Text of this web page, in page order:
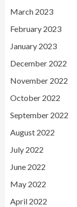
March 2023
February 2023
January 2023
December 2022
November 2022
October 2022
September 2022
August 2022
July 2022
June 2022
May 2022
April 2022